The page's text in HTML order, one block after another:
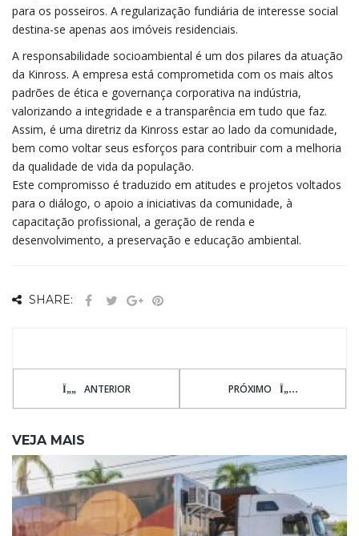
para os posseiros. A regularização fundiária de interesse social
destina-se apenas aos imóveis residenciais.
A responsabilidade socioambiental é um dos pilares da atuação
da Kinross. A empresa está comprometida com os mais altos
padrões de ética e governança corporativa na indústria,
valorizando a integridade e a transparência em tudo que faz.
Assim, é uma diretriz da Kinross estar ao lado da comunidade,
bem como voltar seus esforços para contribuir com a melhoria
da qualidade de vida da população.
Este compromisso é traduzido em atitudes e projetos voltados
para o diálogo, o apoio a iniciativas da comunidade, à
capacitação profissional, a geração de renda e
desenvolvimento, a preservação e educação ambiental.
SHARE:
ANTERIOR PRÓXIMO
VEJA MAIS